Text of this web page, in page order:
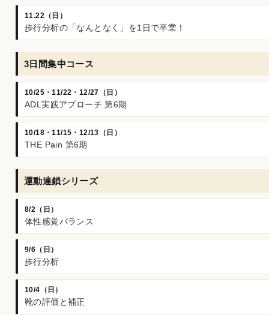
11.22（日）
歩行分析の「なんとなく」を1日で卒業！
3日間集中コース
10/25・11/22・12/27（日）
ADL実践アプローチ 第6期
10/18・11/15・12/13（日）
THE Pain 第6期
運動連鎖シリーズ
8/2（日）
体性感覚バランス
9/6（日）
歩行分析
10/4（日）
靴の評価と補正